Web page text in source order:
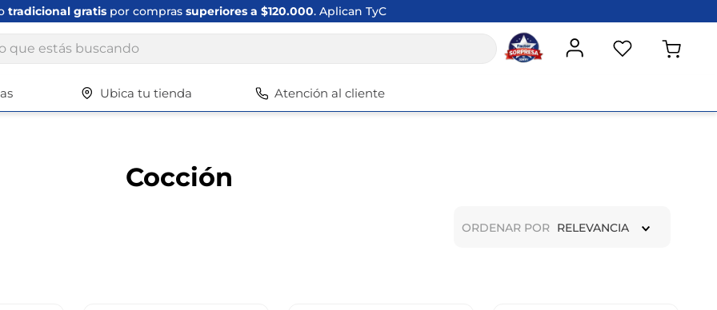
tradicional gratispor compras superiores a $120.000. Aplican TyC
estás buscando
Ubica tu tienda Atención al cliente
Cocción
ORDENAR POR RELEVANCIA
Términos más buscados